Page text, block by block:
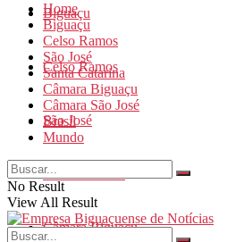
Biguaçu
Celso Ramos
São José
Santa Catarina
Câmara Biguaçu
Home
Biguaçu
Celso Ramos
São José
Santa Catarina
Câmara Biguaçu
Câmara São José
Brasil
Mundo
No Result
View All Result